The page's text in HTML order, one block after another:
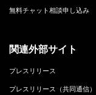
無料チャット相談申し込み
関連外部サイト
プレスリリース
プレスリリース（共同通信）